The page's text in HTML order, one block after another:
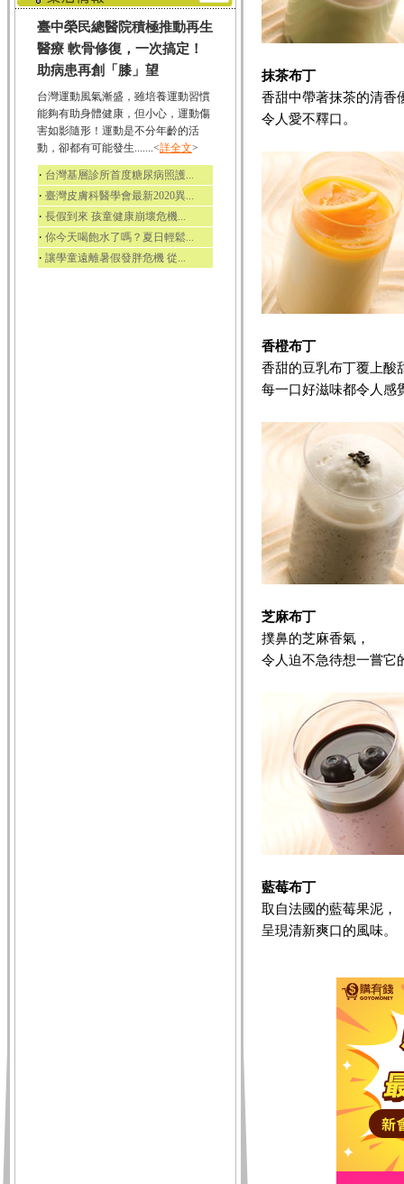
臺中榮民總醫院積極推動再生
醫療 軟骨修復，一次搞定！
助病患再創「膝」望
台灣運動風氣漸盛，雖培養運動習慣
能夠有助身體健康，但小心，運動傷
害如影隨形！運動是不分年齡的活
動，卻都有可能發生.......<詳全文>
‧ 台灣基層診所首度糖尿病照護...
‧ 臺灣皮膚科醫學會最新2020異...
‧ 長假到來 孩童健康崩壞危機...
‧ 你今天喝飽水了嗎？夏日輕鬆...
‧ 讓學童遠離暑假發胖危機 從...
抹茶布丁
香甜中帶著抹茶的清香
令人愛不釋口。
香橙布丁
香甜的豆乳布丁覆上酸
每一口好滋味都令人感
芝麻布丁
撲鼻的芝麻香氣，
令人迫不急待想一嘗它
藍莓布丁
取自法國的藍莓果泥，
呈現清新爽口的風味。